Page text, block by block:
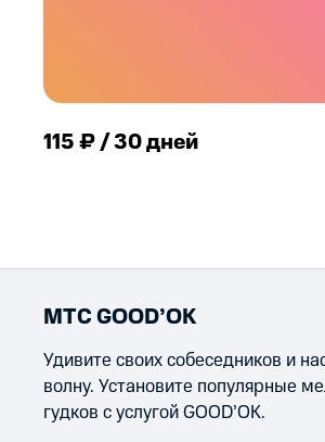
115 ₽ / 30 дней
МТС GOOD’OK
Удивите своих собеседников и
волну. Установите популярные
гудков с услугой GOOD’OK.